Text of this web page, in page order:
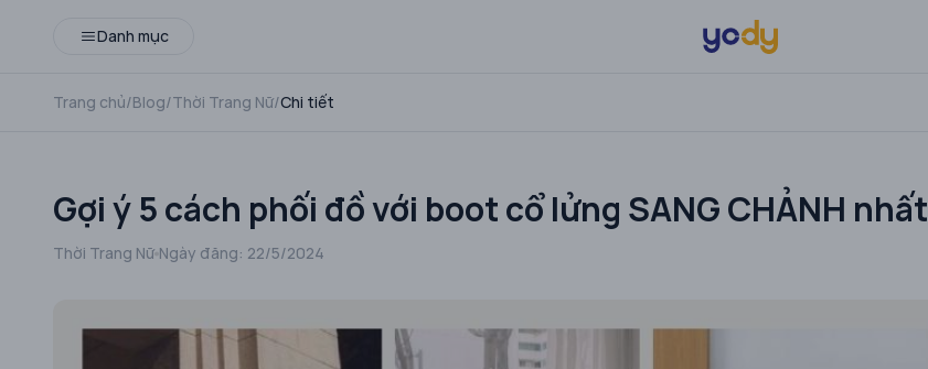
Danh mục
Trang chủ/Blog/Thời Trang Nữ/Chi tiết
Gợi ý 5 cách phối đồ với boot cổ lửng SANG CHẢNH nhất
Thời Trang Nữ Ngày đăng: 22/5/2024